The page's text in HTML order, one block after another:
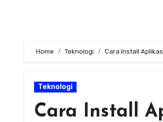
Home Teknologi Cara Install
Teknologi
Cara Install